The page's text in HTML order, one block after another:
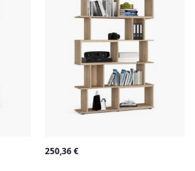
250,36€